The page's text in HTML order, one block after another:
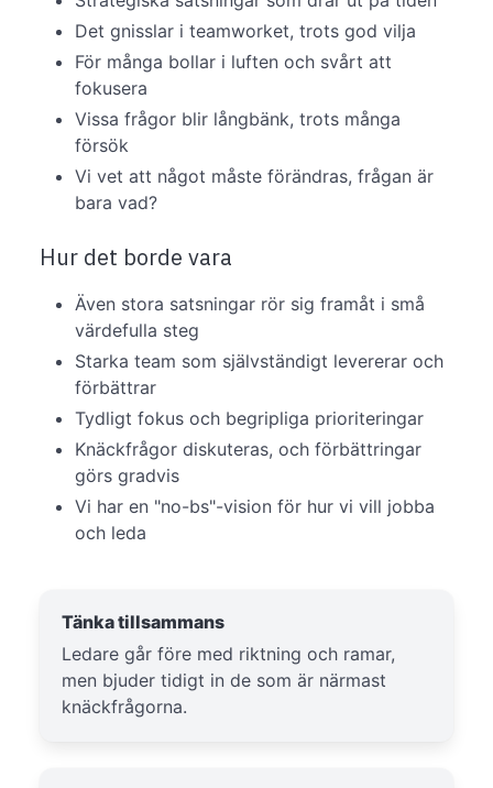
Det gnisslar i teamworket, trots god vilja
För många bollar i luften och svårt att
fokusera
Vissa frågor blir långbänk, trots många
försök
Vi vet att något måste förändras, frågan är
bara vad?
Hur det borde vara
Även stora satsningar rör sig framåt i små
värdefulla steg
Starka team som självständigt levererar och
förbättrar
Tydligt fokus och begripliga prioriteringar
Knäckfrågor diskuteras, och förbättringar
görs gradvis
Vi har en "no-bs"-vision för hur vi vill jobba
och leda
Tänka tillsammans
Ledare går före med riktning och ramar,
men bjuder tidigt in de som är närmast
knäckfrågorna.